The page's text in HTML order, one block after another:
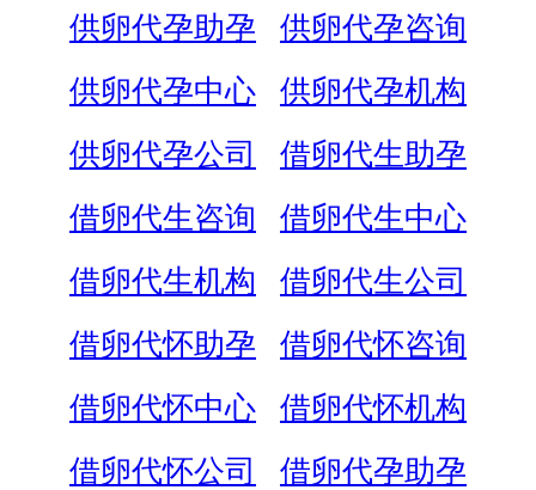
供卵代孕助孕
供卵代孕咨询
供卵代孕中心
供卵代孕机构
供卵代孕公司
借卵代生助孕
借卵代生咨询
借卵代生中心
借卵代生机构
借卵代生公司
借卵代怀助孕
借卵代怀咨询
借卵代怀中心
借卵代怀机构
借卵代怀公司
借卵代孕助孕